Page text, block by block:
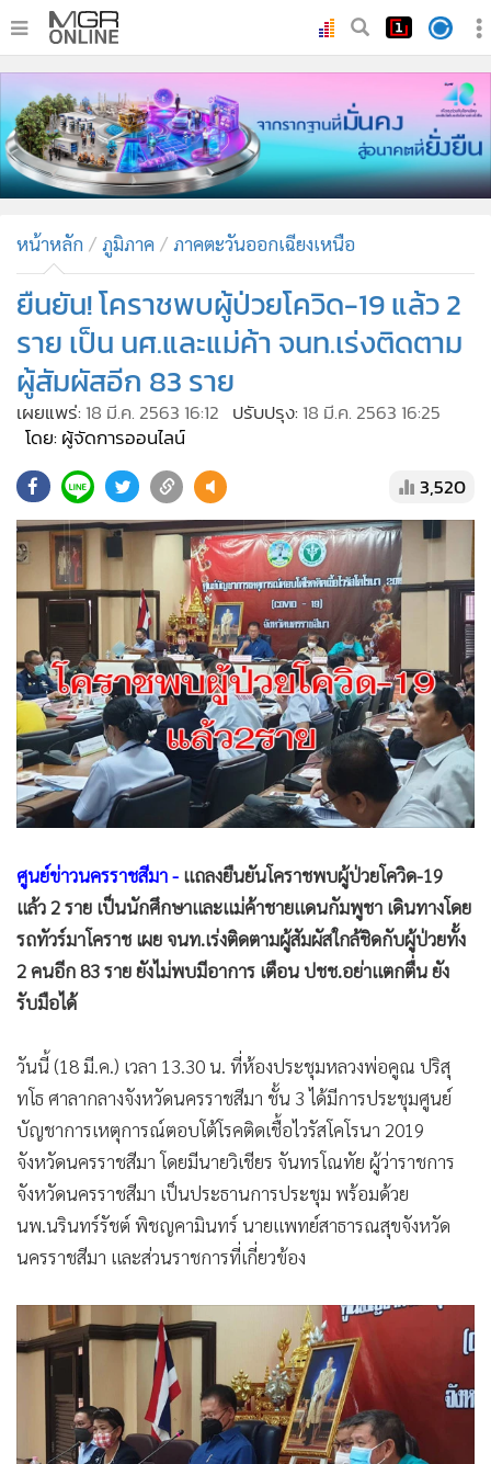
• ทันเหตุการณ์
• ภาคใต้
• ภูมิภาค
• บันเทิง
ผู้จัดการรายวัน
• คอลัมนิสต์
• ละคร
• CbizReview
• Cyber BIZ
• Good health & Well-being
• Green Innovation & SD
• Management & HR
• MGR Live
Infographic
• การเมือง
• ท่องเที่ยว
• กีฬา
• ต่างประเทศ
• Special Scoop
• เศรษฐกิจ-ธุรกิจ
• จีน
• ชุมชน-คุณภาพชีวิต
• อาชญากรรม
• Motoring
• เกม
• SMEs
• หุ้น
• อินโดจีน
• กองทุนรวม
• Celeb Online
• Factcheck
• News1
• Gotomanager
หน้าหลัก ภูมิภาค ภาคตะวันออกเฉียงเหนือ
ยืนยัน! โคราชพบผู้ป่วยโควิด-19 แล้ว 2
ราย เป็น นศ.และแม่ค้า จนท.เร่งติดตาม
ผู้สัมผัสอีก 83 ราย
เผยแพร่: 18 มี.ค. 2563 16:12 ปรับปรุง: 18 มี.ค. 2563 16:25
โดย: ผู้จัดการออนไลน์
3,520
ศูนย์ข่าวนครราชสีมา - แถลงยืนยันโคราชพบผู้ป่วยโควิด-19
แล้ว 2 ราย เป็นนักศึกษาและแม่ค้าชายแดนกัมพูชา เดินทางโดย
รถทัวร์มาโคราช เผย จนท.เร่งติดตามผู้สัมผัสใกล้ชิดกับผู้ป่วยทั้ง
2 คนอีก 83 ราย ยังไม่พบมีอาการ เตือน ปชช.อย่าแตกตื่น ยัง
รับมือได้
วันนี้ (18 มี.ค.) เวลา 13.30 น. ที่ห้องประชุมหลวงพ่อคูณ ปริสุ
ทโธ ศาลากลางจังหวัดนครราชสีมา ชั้น 3 ได้มีการประชุมศูนย์
บัญชาการเหตุการณ์ตอบโต้โรคติดเชื้อไวรัสโคโรนา 2019
จังหวัดนครราชสีมา โดยมีนายวิเชียร จันทรโณทัย ผู้ว่าราชการ
จังหวัดนครราชสีมา เป็นประธานการประชุม พร้อมด้วย
นพ.นรินทร์รัชต์ พิชญคามินทร์ นายแพทย์สาธารณสุขจังหวัด
นครราชสีมา และส่วนราชการที่เกี่ยวข้อง